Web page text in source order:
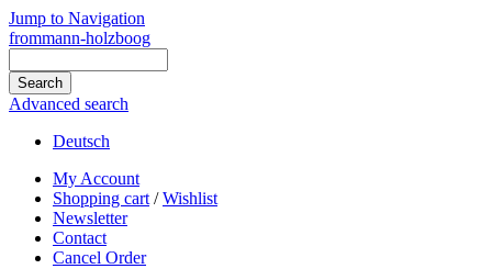
Jump to Navigation
frommann-holzboog
Advanced search
Deutsch
My Account
Shopping cart /Wishlist
Newsletter
Contact
Cancel Order